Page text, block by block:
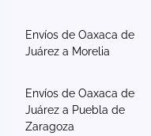
Envíos de Oaxaca de
Juárez a Morelia
Envíos de Oaxaca de
Juárez a Puebla de
Zaragoza